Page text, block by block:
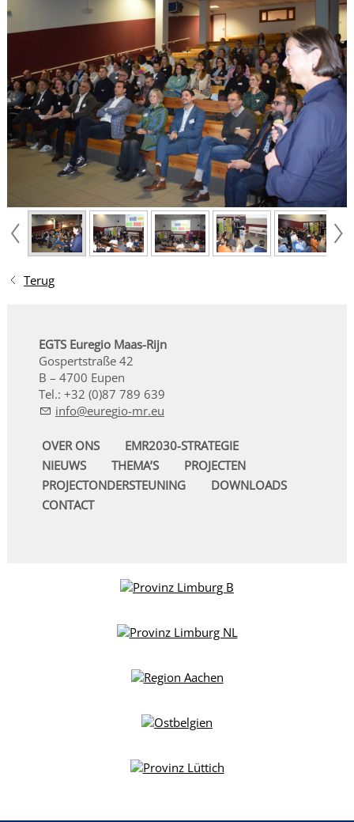
Terug
EGTS Euregio Maas-Rijn
Gospertstraße 42
B – 4700 Eupen
Tel.: +32 (0)87 789 639
nf
r g -mr
OVER ONS
EMR2030-STRATEGIE
NIEUWS
THEMA’S
PROJECTEN
PROJECTONDERSTEUNING
DOWNLOADS
CONTACT